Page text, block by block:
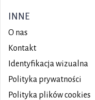
INNE
O nas
Kontakt
Identyfikacja wizualna
Polityka prywatności
Polityka plikówcookies